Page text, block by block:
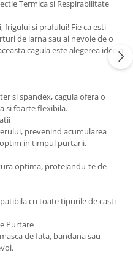
Termica si Respirabilitate
si prafului! Fie ca esti
de iarna sau ai nevoie de o
cagula este alegerea ideala
si spandex, cagula ofera o
si foarte flexibila.
prevenind acumularea
in timpul purtarii.
optima, protejandu-te de
cu toate tipurile de casti
Purtare
de fata, bandana sau